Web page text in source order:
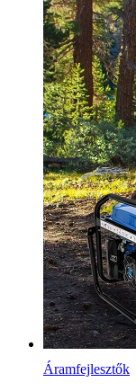
Áramfejlesztők